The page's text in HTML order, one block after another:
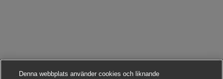
Denna webbplats använder cookies och liknande